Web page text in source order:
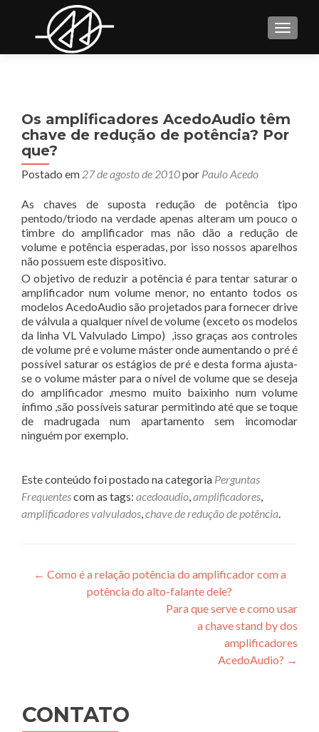
Os amplificadores AcedoAudio têm
chave de redução de potência? Por
que?
Postado em 27 de agosto de 2010por Paulo Acedo
As chaves de suposta redução de potência tipo
pentodo/triodo na verdade apenas alteram um pouco o
timbre do amplificador mas não dão a redução de
volume e potência esperadas, por isso nossos aparelhos
não possuem este dispositivo.
O objetivo de reduzir a potência é para tentar saturar o
amplificador num volume menor, no entanto todos os
modelos AcedoAudio são projetados para fornecer drive
de válvula a qualquer nível de volume (exceto os modelos
da linha VL Valvulado Limpo) ,isso graças aos controles
de volume pré e volume máster onde aumentando o pré é
possível saturar os estágios de pré e desta forma ajusta-
se o volume máster para o nível de volume que se deseja
do amplificador ,mesmo muito baixinho num volume
ínfimo ,são possíveis saturar permitindo até que se toque
de madrugada num apartamento sem incomodar
ninguém por exemplo.
Este conteúdo foi postado na categoria Perguntas
Frequentescom as tags: acedoaudio,amplificadores,
amplificadores valvulados,chave de redução de potência.
Post
navigation
← Como é a relação potência do amplificador com a
potência do alto-falante dele?
Para que serve e como usar
a chave stand by dos
amplificadores
AcedoAudio? →
CONTATO